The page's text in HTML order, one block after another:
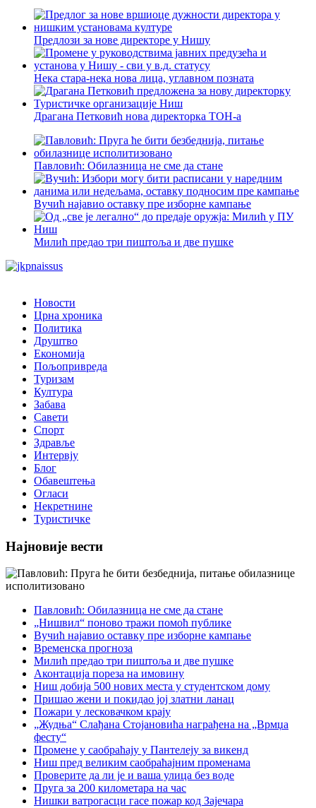
Предлози за нове директоре у Нишу
Нека стара-нека нова лица, углавном позната
Драгана Петковић нова директорка ТОН-а
Павловић: Обилазница не сме да стане
Вучић најавио оставку пре изборне кампање
Милић предао три пиштоља и две пушке
Новости
Црна хроника
Политика
Друштво
Економија
Пољопривреда
Туризам
Култура
Забава
Савети
Спорт
Здравље
Интервју
Блог
Обавештења
Огласи
Некретнине
Туристичке
Најновије вести
Павловић: Обилазница не сме да стане
„Нишвил“ поново тражи помоћ публике
Вучић најавио оставку пре изборне кампање
Временска прогноза
Милић предао три пиштоља и две пушке
Аконтација пореза на имовину
Ниш добија 500 нових места у студентском дому
Пришао жени и покидао јој златни ланац
Пожари у лесковачком крају
„Жудња“ Слађана Стојановића награђена на „Врмџа
фесту“
Промене у саобраћају у Пантелеју за викенд
Ниш пред великим саобраћајним променама
Проверите да ли је и ваша улица без воде
Пруга за 200 километара на час
Нишки ватрогасци гасе пожар код Зајечара